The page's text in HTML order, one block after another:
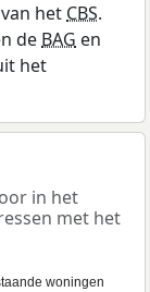
het CBS.
de BAG en
het
in het
met het
woningen